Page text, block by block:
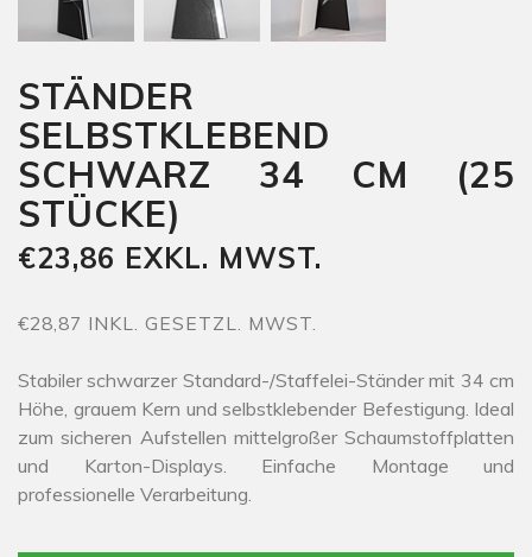
STÄNDER
SELBSTKLEBEND
SCHWARZ 34 CM (25
STÜCKE)
€23,86 EXKL. MWST.
€28,87 INKL. GESETZL. MWST.
Stabiler schwarzer Standard-/Staffelei-Ständer mit 34 cm
Höhe, grauem Kern und selbstklebender Befestigung. Ideal
zum sicheren Aufstellen mittelgroßer Schaumstoffplatten
und Karton-Displays. Einfache Montage und
professionelle Verarbeitung.